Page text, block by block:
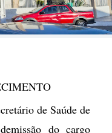
de Saúde de
do cargo